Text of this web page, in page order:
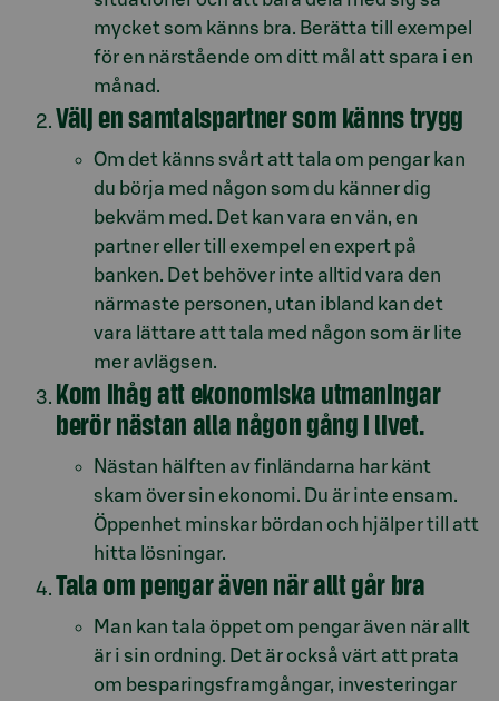
mycket som känns bra. Berätta till exempel
för en närstående om ditt mål att spara i en
månad.
Välj en samtalspartner som känns trygg
Om det känns svårt att tala om pengar kan
du börja med någon som du känner dig
bekväm med. Det kan vara en vän, en
partner eller till exempel en expert på
banken. Det behöver inte alltid vara den
närmaste personen, utan ibland kan det
vara lättare att tala med någon som är lite
mer avlägsen.
Kom ihåg att ekonomiska utmaningar
berör nästan alla någon gång i livet.
Nästan hälften av finländarna har känt
skam över sin ekonomi. Du är inte ensam.
Öppenhet minskar bördan och hjälper till att
hitta lösningar.
Tala om pengar även när allt går bra
Man kan tala öppet om pengar även när allt
är i sin ordning. Det är också värt att prata
om besparingsframgångar, investeringar